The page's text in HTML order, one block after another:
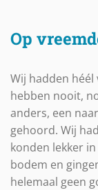
Op
Wij hadden
hebben nooit,
anders, een
gehoord. Wij
konden lekker
bodem en
helemaal geen